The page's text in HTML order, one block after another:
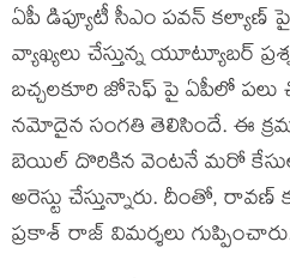
ఏపీ డిప్యూటీ సీఎం పవన్
వ్యాఖ్యలు చేస్తున్న యూట్యూబర్
బచ్చలకూరి జోసెఫ్ పై ఏపీలో పలు
నమోదైన సంగతి తెలిసిందే. ఈ
బెయిల్ దొరికిన వెంటనే మరో
అరెస్టు చేస్తున్నారు. దీంతో, రావణ్
ప్రకాశ్ రాజ్ విమర్శలు